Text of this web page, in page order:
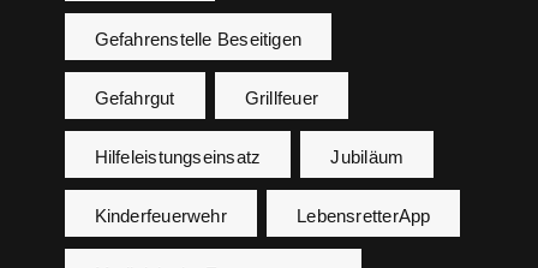
Gefahrenstelle Beseitigen
Gefahrgut Grillfeuer
Hilfeleistungseinsatz Jubiläum
Kinderfeuerwehr LebensretterApp